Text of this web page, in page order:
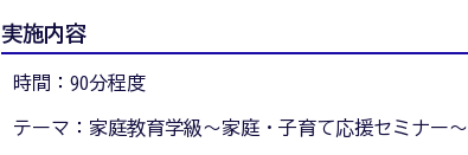
実施内容
時間：90分程度
テーマ：家庭教育学級～家庭・子育て応援セミナー～